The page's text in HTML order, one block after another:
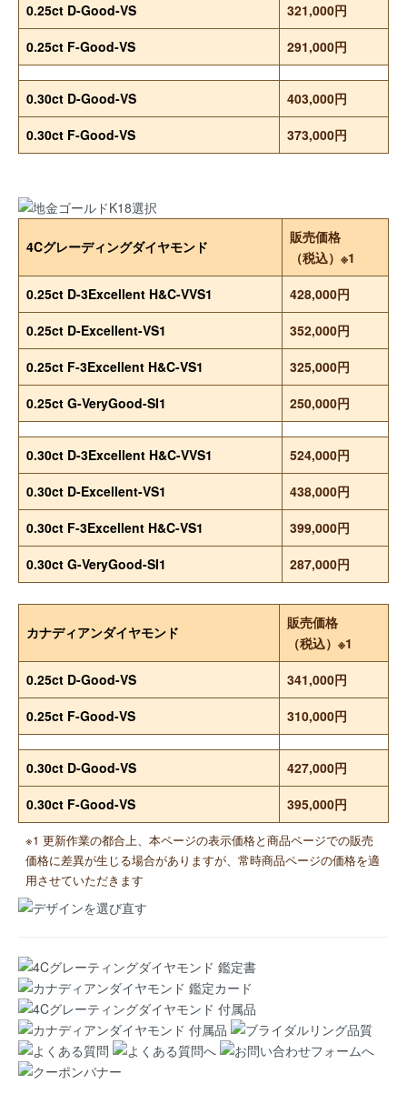
0.25ct D-Good-VS
321,000円
0.25ct F-Good-VS
291,000円
0.30ct D-Good-VS
403,000円
0.30ct F-Good-VS
373,000円
4Cグレーディングダイヤモンド
販売価格
（税込）※1
0.25ct D-3Excellent H&C-VVS1
428,000円
0.25ct D-Excellent-VS1
352,000円
0.25ct F-3Excellent H&C-VS1
325,000円
0.25ct G-VeryGood-SI1
250,000円
0.30ct D-3Excellent H&C-VVS1
524,000円
0.30ct D-Excellent-VS1
438,000円
0.30ct F-3Excellent H&C-VS1
399,000円
0.30ct G-VeryGood-SI1
287,000円
カナディアンダイヤモンド
販売価格
（税込）※1
0.25ct D-Good-VS
341,000円
0.25ct F-Good-VS
310,000円
0.30ct D-Good-VS
427,000円
0.30ct F-Good-VS
395,000円
※1 更新作業の都合上、本ページの表示価格と商品ページでの販売
価格に差異が生じる場合がありますが、常時商品ページの価格を適
用させていただきます